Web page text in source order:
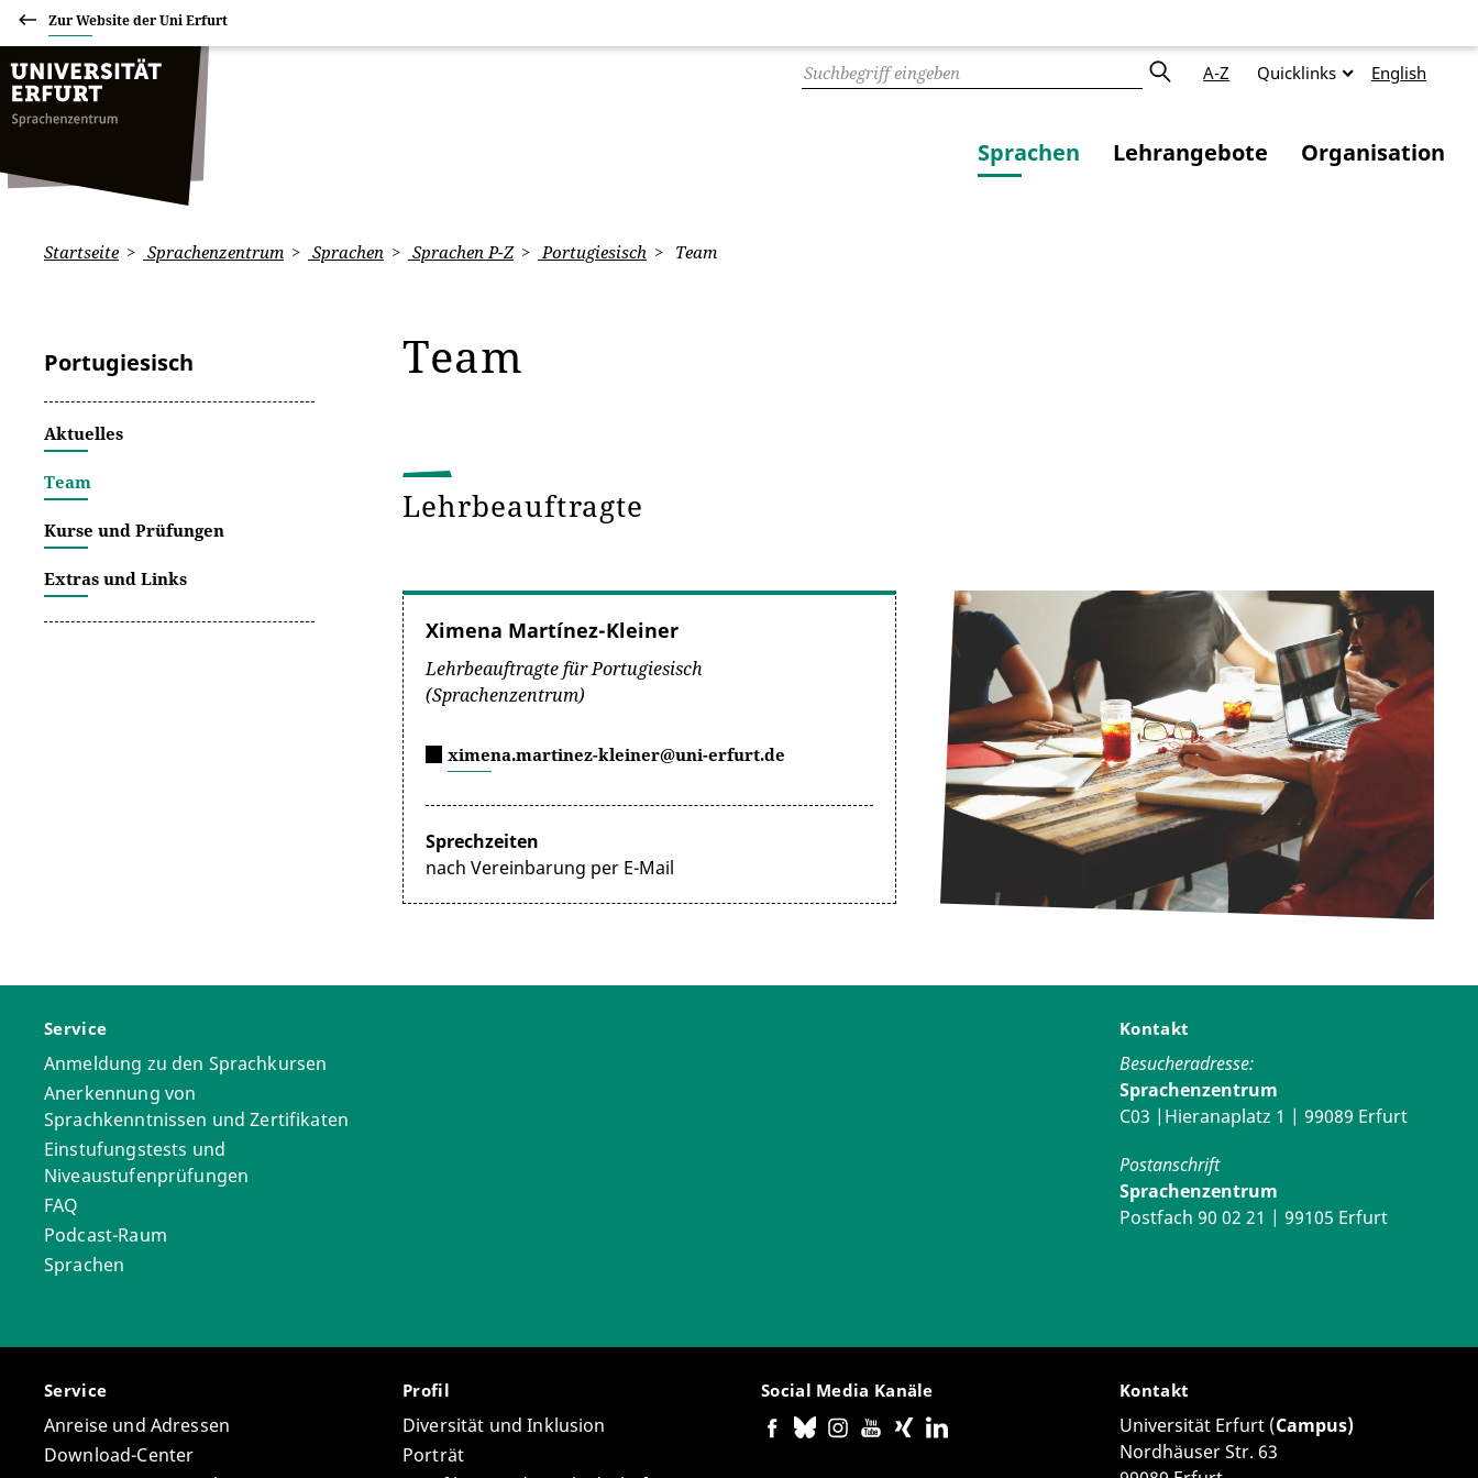
Zur Website der Uni Erfurt
A-Z Quicklinks English
Sprachen Lehrangebote Organisation
Startseite Sprachenzentrum Sprachen Sprachen P-Z Portugiesisch Team
Portugiesisch
Aktuelles
Team
Kurse und Prüfungen
Extras und Links
Team
Lehrbeauftragte
Ximena Martínez-Kleiner
Lehrbeauftragte für Portugiesisch
(Sprachenzentrum)
ximena.martinez-kleiner@uni-erfurt.de
Sprechzeiten
nach Vereinbarung per E-Mail
Service
Anmeldung zu den Sprachkursen
Anerkennung von
Sprachkenntnissen und Zertifikaten
Einstufungstests und
Niveaustufenprüfungen
FAQ
Podcast-Raum
Sprachen
Kontakt
Besucheradresse:
Sprachenzentrum
C03 |Hieranaplatz 1 | 99089 Erfurt
Postanschrift
Sprachenzentrum
Postfach 90 02 21 | 99105 Erfurt
Service
Anreise und Adressen
Download-Center
Profil
Diversität und Inklusion
Porträt
Social Media Kanäle Kontakt
Universität Erfurt (Campus)
Nordhäuser Str. 63